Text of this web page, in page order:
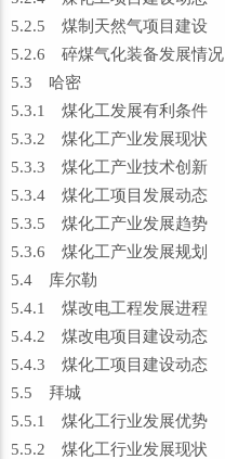
5.2.5 煤制天然气项目建设
5.2.6 碎煤气化装备发展情况
5.3 哈密
5.3.1 煤化工发展有利条件
5.3.2 煤化工产业发展现状
5.3.3 煤化工产业技术创新
5.3.4 煤化工项目发展动态
5.3.5 煤化工产业发展趋势
5.3.6 煤化工产业发展规划
5.4 库尔勒
5.4.1 煤改电工程发展进程
5.4.2 煤改电项目建设动态
5.4.3 煤化工项目建设动态
5.5 拜城
5.5.1 煤化工行业发展优势
5.5.2 煤化工行业发展现状